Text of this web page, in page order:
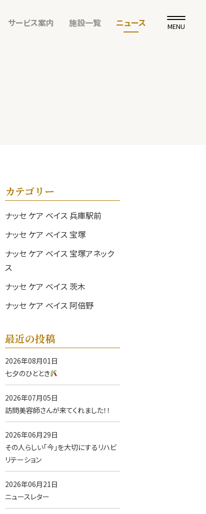
サービス案内 施設一覧 ニュース MENU
カテゴリー
ナッセ ケア ベイス 兵庫駅前
ナッセ ケア ベイス 宝塚
ナッセ ケア ベイス 宝塚アネック
ス
ナッセ ケア ベイス 茨木
ナッセ ケア ベイス 阿倍野
最近の投稿
2026年08月01日
七夕のひととき
2026年07月05日
訪問美容師さんが来てくれました！！
2026年06月29日
その人らしい「今」を大切にするリハビ
リテーション
2026年06月21日
ニュースレター